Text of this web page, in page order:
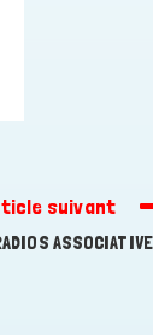
suivant